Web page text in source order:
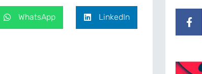
WhatsApp LinkedIn